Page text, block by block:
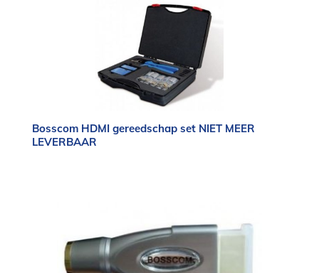
Bosscom HDMI gereedschap set NIET MEER
LEVERBAAR